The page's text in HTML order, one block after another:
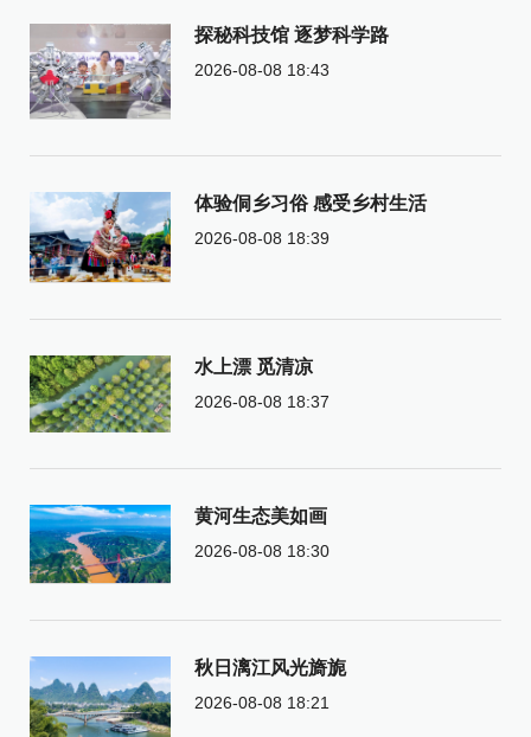
探秘科技馆 逐梦科学路
2026-08-08 18:43
体验侗乡习俗 感受乡村生活
2026-08-08 18:39
水上漂 觅清凉
2026-08-08 18:37
黄河生态美如画
2026-08-08 18:30
秋日漓江风光旖旎
2026-08-08 18:21